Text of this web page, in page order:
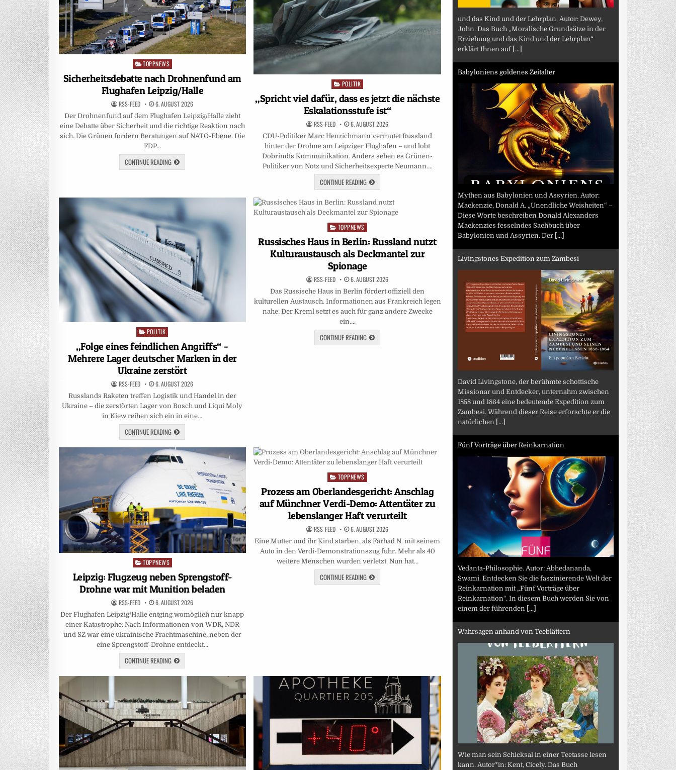
Posted
in
TOPPNEWS
Sicherheitsdebatte nach Drohnenfund am
Flughafen Leipzig/Halle
RSS-FEED 6. AUGUST 2026
Der Drohnenfund auf dem Flughafen Leipzig/Halle zieht
eine Debatte über Sicherheit und die richtige Reaktion nach
sich. Die Grünen fordern Beratungen auf NATO-Ebene. Die
FDP…
CONTINUE READING
Posted
POLITIK
„Spricht viel dafür, dass es jetzt die nächste
Eskalationsstufe ist“
RSS-FEED 6. AUGUST 2026
CDU-Politiker Marc Henrichmann vermutet Russland
hinter der Drohne am Leipziger Flughafen – und lobt
Dobrindts Kommunikation. Anders sehen es Grünen-
Politiker von Notz und Sicherheitsexperte Neumann….
CONTINUE READING
Posted
in
POLITIK
„Folge eines feindlichen Angriffs“ –
Mehrere Lager deutscher Marken in der
Ukraine zerstört
RSS-FEED 6. AUGUST 2026
Russlands Raketen treffen Logistik und Handel in der
Ukraine – die zerstörten Lager von Bosch und Liqui Moly
in Kiew reihen sich ein in eine…
CONTINUE READING
Posted
in
TOPPNEWS
Russisches Haus in Berlin: Russland nutzt
Kulturaustausch als Deckmantel zur
Spionage
RSS-FEED 6. AUGUST 2026
Das Russische Haus in Berlin fördert offiziell den
kulturellen Austausch. Informationen aus Frankreich legen
nahe: Der Kreml setzt es auch für ganz andere Zwecke
ein….
CONTINUE READING
Posted
TOPPNEWS
Leipzig: Flugzeug neben Sprengstoff-
Drohne war mit Munition beladen
RSS-FEED 6. AUGUST 2026
Der Flughafen Leipzig/Halle entging womöglich nur knapp
einer Katastrophe: Nach Informationen von WDR, NDR
und SZ war eine ukrainische Frachtmaschine, neben der
eine Sprengstoff-Drohne entdeckt…
CONTINUE READING
Posted
in
TOPPNEWS
Prozess am Oberlandesgericht: Anschlag
auf Münchner Verdi-Demo: Attentäter zu
lebenslanger Haft verurteilt
RSS-FEED 6. AUGUST 2026
Eine Mutter und ihr Kind starben, als Farhad N. mit seinem
Auto in den Verdi-Demonstrationszug fuhr. Mehr als 40
weitere Menschen wurden verletzt. Nun hat…
CONTINUE READING
und das Kind und der Lehrplan. Autor: Dewey,
John. Das Buch „Moralische Grundsätze in der
Erziehung und das Kind und der Lehrplan“
erklärt Ihnen auf [...]
Babyloniens goldenes Zeitalter
Mythen aus Babylonien und Assyrien. Autor:
Mackenzie, Donald A. „Unendliche Weisheiten“ –
Diese Worte beschreiben Donald Alexanders
Mackenzies fesselndes Sachbuch über
Babylonien und Assyrien. Der [...]
Livingstones Expedition zum Zambesi
David Livingstone, der berühmte schottische
Missionar und Entdecker, unternahm zwischen
1858 und 1864 eine bedeutende Expedition zum
Zambesi. Während dieser Reise erforschte er die
natürlichen [...]
Fünf Vorträge über Reinkarnation
Vedanta-Philosophie. Autor: Abhedananda,
Swami. Entdecken Sie die faszinierende Welt der
Reinkarnation mit „Fünf Vorträge über
Reinkarnation“. In diesem Buch werden Sie von
einem der führenden [...]
Wahrsagen anhand von Teeblättern
Wie man sein Schicksal in einer Teetasse lesen
kann. Autor*in: Kent, Cicely. Das Buch